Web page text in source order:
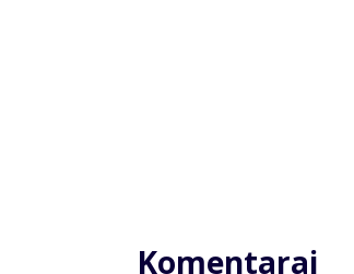
Komentarai